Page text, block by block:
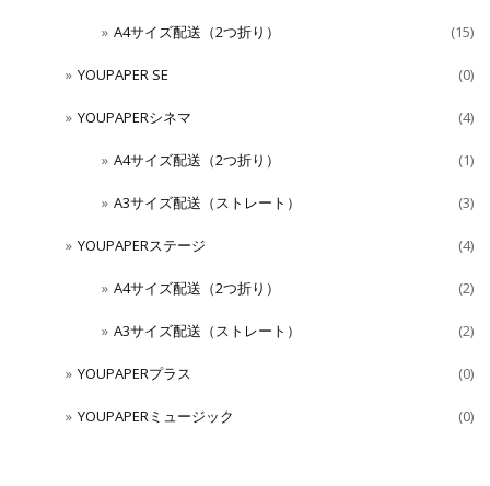
A4サイズ配送（2つ折り） (15)
YOUPAPER SE (0)
YOUPAPERシネマ (4)
A4サイズ配送（2つ折り） (1)
A3サイズ配送（ストレート） (3)
YOUPAPERステージ (4)
A4サイズ配送（2つ折り） (2)
A3サイズ配送（ストレート） (2)
YOUPAPERプラス (0)
YOUPAPERミュージック (0)